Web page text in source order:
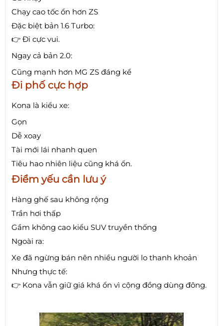
Chạy cao tốc ổn hơn ZS
Đặc biệt bản 1.6 Turbo:
👉 Đi cực vui.
Ngay cả bản 2.0:
Cũng mạnh hơn MG ZS đáng kể
Đi phố cực hợp
Kona là kiểu xe:
Gọn
Dễ xoay
Tài mới lái nhanh quen
Tiêu hao nhiên liệu cũng khá ổn.
Điểm yếu cần lưu ý
Hàng ghế sau không rộng
Trần hơi thấp
Gầm không cao kiểu SUV truyền thống
Ngoài ra:
Xe đã ngừng bán nên nhiều người lo thanh khoản
Nhưng thực tế:
👉 Kona vẫn giữ giá khá ổn vì cộng đồng dùng đông.